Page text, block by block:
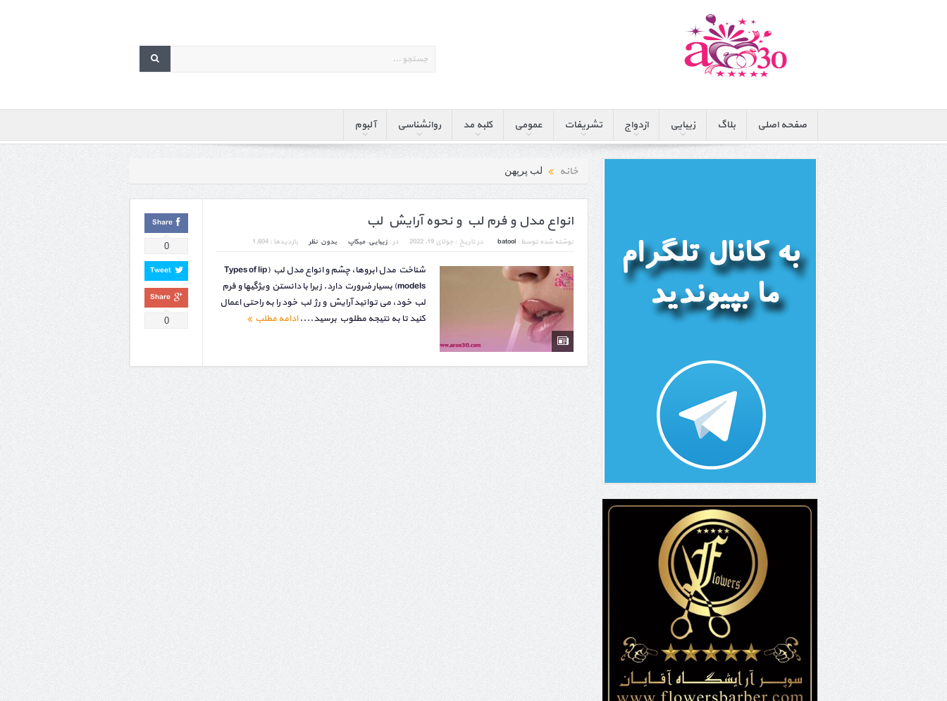
صفحه اصلی بلاگ زیبایی ازدواج تشریفات عمومی کلبه مد روانشناسی آلبوم
خانه لب پرپهن
انواع مدل و فرم لب و نحوه آرایش لب
نوشته شده توسط : batool در تاریخ : جولای 19, 2022 در : زیبایی,میکاپ بدون نظر بازدیدها : 1,604
شناخت مدل ابروها، چشم و انواع مدل لب (Types of lip
models) بسیار ضرورت دارد. زیرا با دانستن ویژگیها و فرم
لب خود، می توانید آرایش و رژ لب خود را به راحتی اعمال
کنید تا به نتیجه مطلوب برسید....ادامه مطلب
Share
0
Tweet
Share
0